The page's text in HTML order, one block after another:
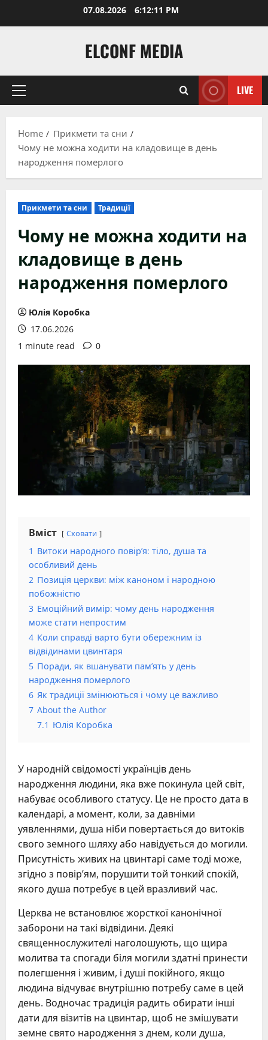
07.08.2026 6:12:12 PM
ELCONF MEDIA
Primary
LIVE
Home
Прикмети та сни
Чому не можна ходити на кладовище в день
народження померлого
Прикмети та сни Традиції
Чому не можна ходити на
кладовище в день
народження померлого
Юлія Коробка
17.06.2026
1 minute read
0
Вміст Сховати
1 Витоки народного повір’я: тіло, душа та
особливий день
2 Позиція церкви: між каноном і народною
побожністю
3 Емоційний вимір: чому день народження
може стати непростим
4 Коли справді варто бути обережним із
відвідинами цвинтаря
5 Поради, як вшанувати пам’ять у день
народження померлого
6 Як традиції змінюються і чому це важливо
7 About the Author
7.1 Юлія Коробка
У народній свідомості українців день
народження людини, яка вже покинула цей світ,
набуває особливого статусу. Це не просто дата в
календарі, а момент, коли, за давніми
уявленнями, душа ніби повертається до витоків
свого земного шляху або навідується до могили.
Присутність живих на цвинтарі саме тоді може,
згідно з повір’ям, порушити той тонкий спокій,
якого душа потребує в цей вразливий час.
Церква не встановлює жорсткої канонічної
заборони на такі відвідини. Деякі
священнослужителі наголошують, що щира
молитва та спогади біля могили здатні принести
полегшення і живим, і душі покійного, якщо
людина відчуває внутрішню потребу саме в цей
день. Водночас традиція радить обирати інші
дати для візитів на цвинтар, щоб не змішувати
земне свято народження з днем, коли душа,